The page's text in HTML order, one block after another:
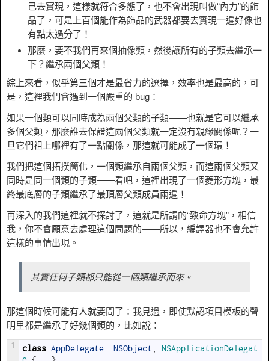
己去實現，這樣就符合多態了，也不會出現叫做“內力”的飾
品了，可是上百個能作為飾品的武器都要去實現一遍好像也
有點太過分了！
那麼，要不我們再來個抽像類，然後讓所有的子類去繼承一
下？繼承兩個父類！
綜上來看，似乎第三個才是最省力的選擇，效率也是最高的，可
是，這裡我們會遇到一個嚴重的 bug：
如果一個類可以同時成為兩個父類的子類——也就是它可以繼承
多個父類，那麼誰去保證這兩個父類就一定沒有親緣關係呢？一
旦它們祖上哪裡有了一點關係，那這就可能成了一個環！
我們把這個拓撲簡化，一個類繼承自兩個父類，而這兩個父類又
同時是同一個類的子類——看吧，這裡出現了一個菱形方塊，最
終最底層的子類繼承了最頂層父類成員兩遍！
再深入的我們這裡就不探討了，這就是所謂的“致命方塊”，相信
我，你不會願意去處理這個問題的——所以，編譯器也不會允許
這樣的事情出現。
其實任何子類都只能從一個類繼承而來。
那這個時候可能有人就要問了：我見過，即使默認項目模板的聲
明里都是繼承了好幾個類的，比如說：
1 class AppDelegate: NSObject
NSApplicationDelegat